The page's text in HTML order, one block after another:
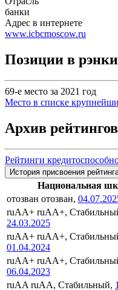
банки
Адрес в интернете
www.icbcmoscow.ru
Позиции в
69-е место за 2021 год
Место в списке
Архив рейтингов
Рейтинги
История присвоения
Национальная
отозван отозван,
ruAA+ ruAA+,
24.03.2025
ruAA+ ruAA+,
01.04.2024
ruAA+ ruAA+,
06.04.2023
ruAA ruAA, Стабильный,